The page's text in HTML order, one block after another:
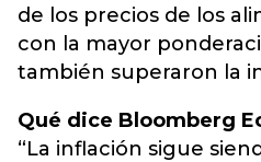
de los precios de los
con la mayor
también superaron la
Qué dice Bloomberg
“La inflación sigue